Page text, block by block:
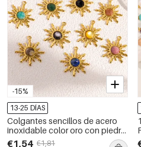
-15%
13-25 DÍAS
Colgantes sencillos de acero
inoxidable color oro con piedra
natural para mujer, de la serie
€1,54 €1,81